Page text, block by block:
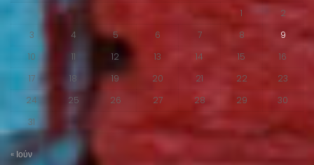
1
2
3
4 5 6 7 8
9
10
11 12 13 14 15
16
17
18 19 20 21 22
23
24
25 26 27 28 29
30
31
« Ιούν